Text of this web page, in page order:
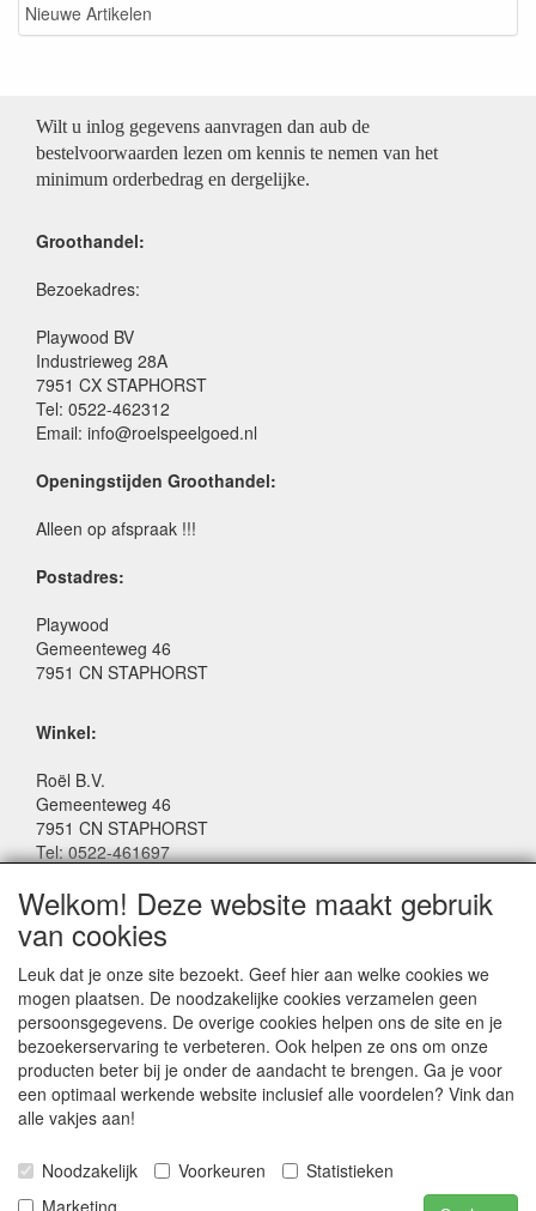
Nieuwe Artikelen
Wilt u inlog gegevens aanvragen dan aub de
bestelvoorwaarden lezen om kennis te nemen van het
minimum orderbedrag en dergelijke.
Groothandel:
Bezoekadres:
Playwood BV
Industrieweg 28A
7951 CX STAPHORST
Tel: 0522-462312
Email: info@roelspeelgoed.nl
Openingstijden Groothandel:
Alleen op afspraak !!!
Postadres:
Playwood
Gemeenteweg 46
7951 CN STAPHORST
Winkel:
Roël B.V.
Gemeenteweg 46
7951 CN STAPHORST
Tel: 0522-461697
Facebook: www.facebook.com/roelspeelgoed
Openingstijden Winkel:
Maandag t/m Vrijdag: 9:00 - 17:30
Zaterdag: 9:00 - 17:00
Donderdagavond koopavond: 19:00 - 21:00
SERVICE
Welkom! Deze website maakt gebruik
van cookies
Leuk dat je onze site bezoekt. Geef hier aan welke cookies we
mogen plaatsen. De noodzakelijke cookies verzamelen geen
persoonsgegevens. De overige cookies helpen ons de site en je
bezoekerservaring te verbeteren. Ook helpen ze ons om onze
producten beter bij je onder de aandacht te brengen. Ga je voor
een optimaal werkende website inclusief alle voordelen? Vink dan
alle vakjes aan!
Noodzakelijk Voorkeuren
Statistieken
Marketing